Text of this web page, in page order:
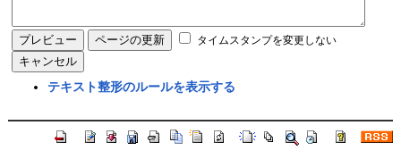
タイムスタンプを変更しない
テキスト整形のルールを表示する